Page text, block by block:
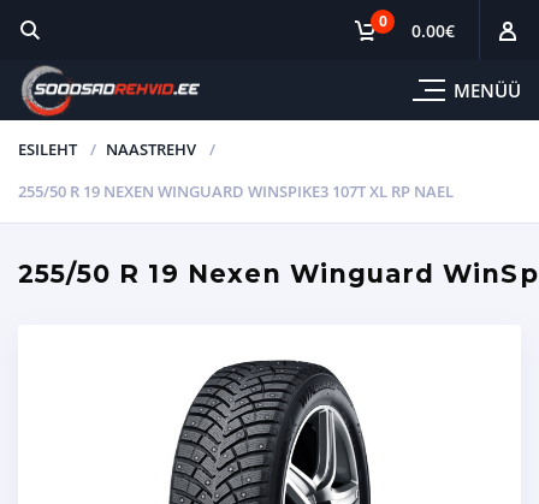
MENÜÜ
0 0.00€
ESILEHT
NAASTREHV
255/50 R 19 NEXEN WINGUARD WINSPIKE3 107T XL RP NAEL
255/50 R 19 Nexen Winguard